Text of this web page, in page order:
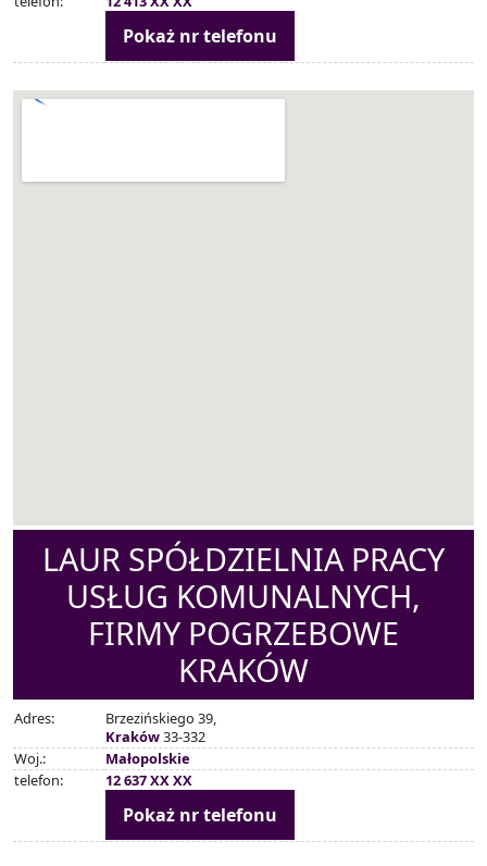
Pokaż nr telefonu
LAUR SPÓŁDZIELNIA PRACY
USŁUG KOMUNALNYCH,
FIRMY POGRZEBOWE
KRAKÓW
Adres:
Brzezińskiego 39,
Kraków33-332
Woj.:
Małopolskie
telefon:
12 637 XX XX
Pokaż nr telefonu